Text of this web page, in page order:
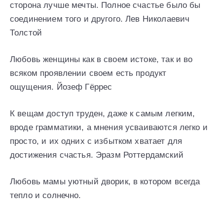
сторона лучше мечты. Полное счастье было бы
соединением того и другого. Лев Николаевич
Толстой
Любовь женщины как в своем истоке, так и во
всяком проявлении своем есть продукт
ощущения. Йозеф Гёррес
К вещам доступ труден, даже к самым легким,
вроде грамматики, а мнения усваиваются легко и
просто, и их одних с избытком хватает для
достижения счастья. Эразм Роттердамский
Любовь мамы уютный дворик, в котором всегда
тепло и солнечно.